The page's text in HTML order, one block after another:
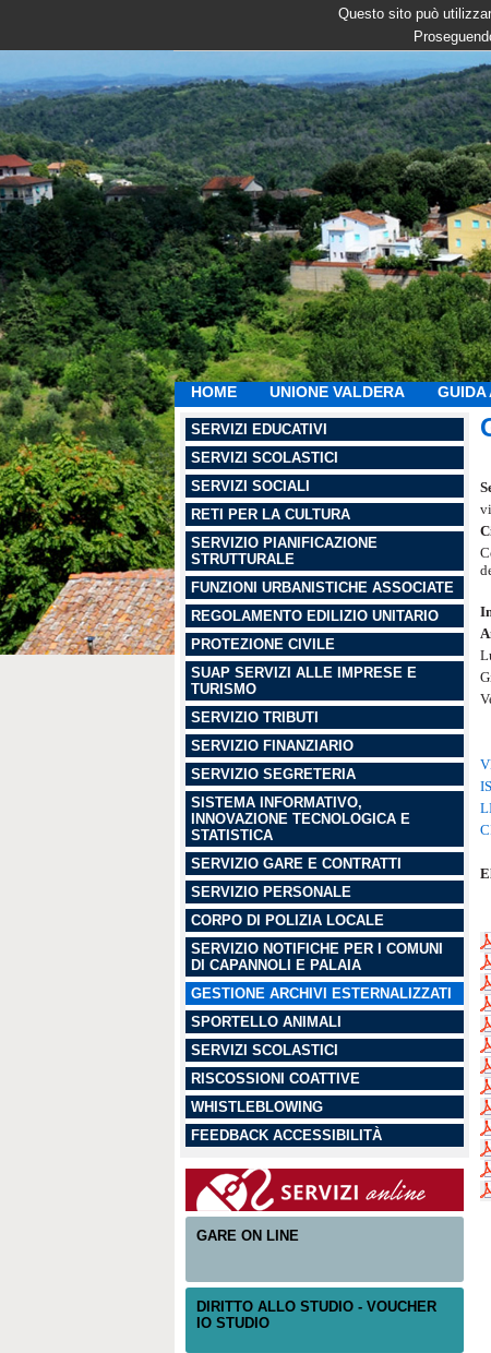
Questo sito può
HOME UNIONE VALDERA GUIDA
SERVIZI EDUCATIVI
SERVIZI SCOLASTICI
SERVIZI SOCIALI
RETI PER LA CULTURA
SERVIZIO PIANIFICAZIONE
STRUTTURALE
FUNZIONI URBANISTICHE ASSOCIATE
REGOLAMENTO EDILIZIO UNITARIO
PROTEZIONE CIVILE
SUAP SERVIZI ALLE IMPRESE E
TURISMO
SERVIZIO TRIBUTI
SERVIZIO FINANZIARIO
SERVIZIO SEGRETERIA
SISTEMA INFORMATIVO,
INNOVAZIONE TECNOLOGICA E
STATISTICA
SERVIZIO GARE E CONTRATTI
SERVIZIO PERSONALE
CORPO DI POLIZIA LOCALE
SERVIZIO NOTIFICHE PER I COMUNI
DI CAPANNOLI E PALAIA
GESTIONE ARCHIVI ESTERNALIZZATI
SPORTELLO ANIMALI
SERVIZI SCOLASTICI
RISCOSSIONI COATTIVE
WHISTLEBLOWING
FEEDBACK ACCESSIBILITÀ
GARE ON LINE
DIRITTO ALLO STUDIO - VOUCHER
IO STUDIO